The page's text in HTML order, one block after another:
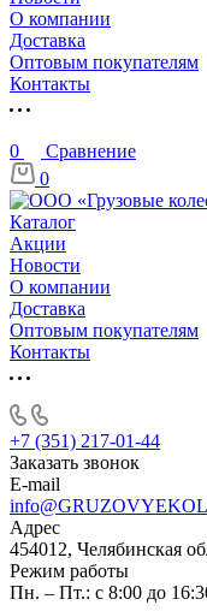
О компании
Доставка
Оптовым покупателям
Контакты
0
Сравнение
0
Каталог
Акции
Новости
О компании
Доставка
Оптовым покупателям
Контакты
+7 (351) 217-01-44
Заказать звонок
E-mail
Адрес
454012, Челябинская
Режим работы
Пн. – Пт.: с 8:00 до